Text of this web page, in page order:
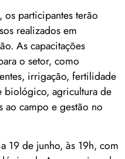
os participantes terão
realizados em
As capacitações
o setor, como
irrigação, fertilidade
agricultura de
ao campo e gestão no
19 de junho, às 19h, com